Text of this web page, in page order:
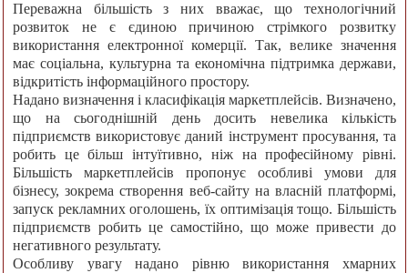
Переважна більшість з них вважає, що технологічний
розвиток не є єдиною причиною стрімкого розвитку
використання електронної комерції. Так, велике значення
має соціальна, культурна та економічна підтримка держави,
відкритість інформаційного простору.
Надано визначення і класифікація маркетплейсів. Визначено,
що на сьогоднішній день досить невелика кількість
підприємств використовує даний інструмент просування, та
робить це більш інтуїтивно, ніж на професійному рівні.
Більшість маркетплейсів пропонує особливі умови для
бізнесу, зокрема створення веб-сайту на власній платформі,
запуск рекламних оголошень, їх оптимізація тощо. Більшість
підприємств робить це самостійно, що може привести до
негативного результату.
Особливу увагу надано рівню використання хмарних